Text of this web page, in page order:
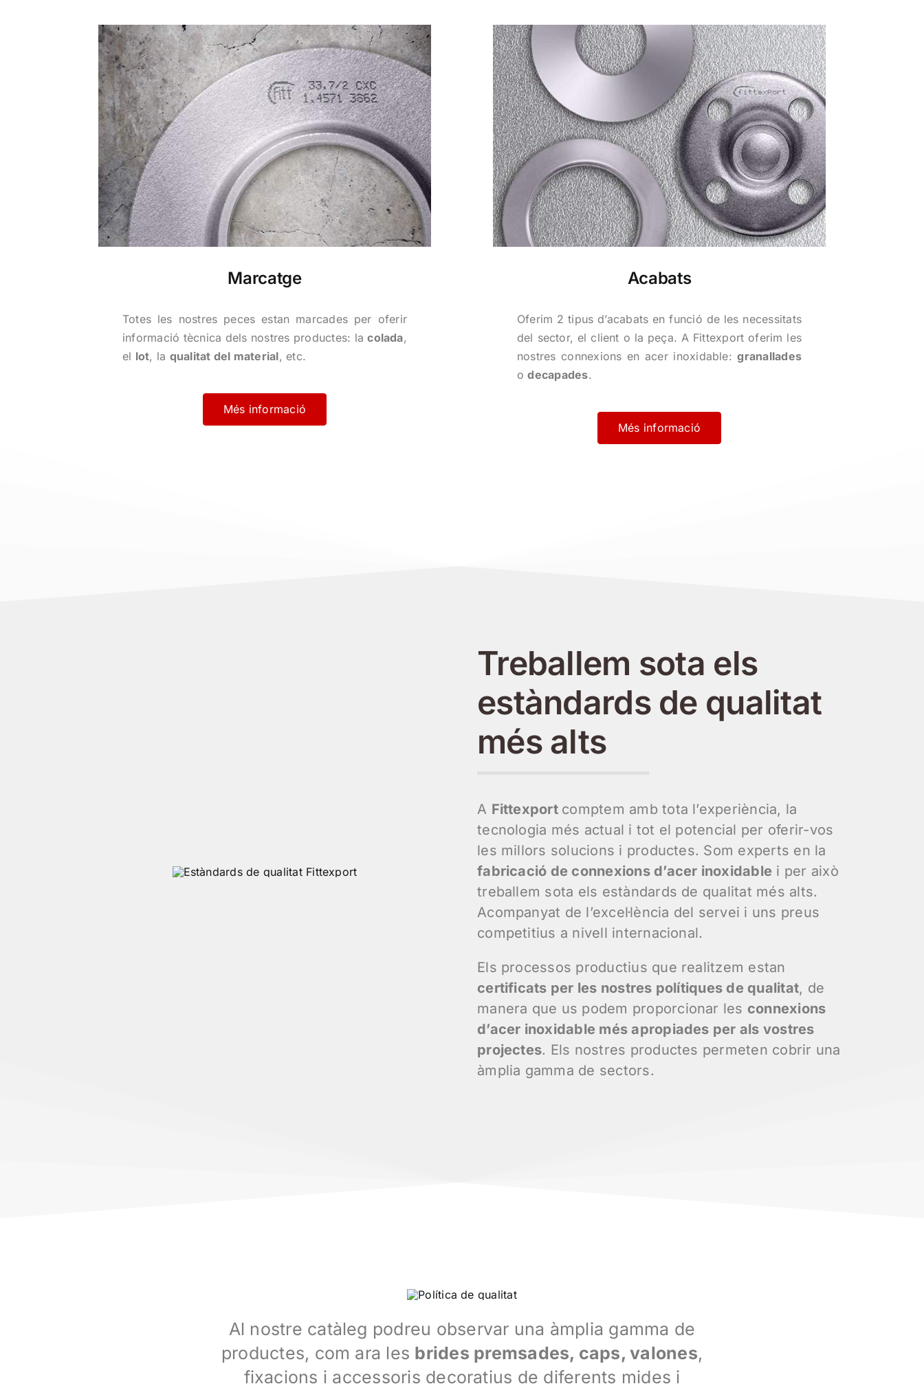
Marcatge
Totes les nostres peces estan marcades per oferir
informació tècnica dels nostres productes: lacolada,
el lot, la qualitat del material, etc.
Més informació
Acabats
Oferim 2 tipus d’acabats en funció de les necessitats
del sector, el client o la peça. A Fittexport oferim les
nostres connexions en acer inoxidable:granallades
odecapades.
Més informació
Treballem sota els
estàndards de qualitat
més alts
A Fittexport comptem amb tota l’experiència, la
tecnologia més actual i tot el potencial per oferir-vos
les millors solucions i productes. Som experts en la
fabricació de connexions d’acer inoxidable i per això
treballem sota els estàndards de qualitat més alts.
Acompanyat de l’excel·lència del servei i uns preus
competitius a nivell internacional.
Els processos productius que realitzem estan
certificats per les nostres polítiques de qualitat, de
manera que us podem proporcionar les connexions
d’acer inoxidable més apropiades per als vostres
projectes. Els nostres productes permeten cobrir una
àmplia gamma de sectors.
Al nostre catàleg podreu observar una àmplia gamma de
productes, com ara les brides premsades, caps, valones,
fixacions i accessoris decoratius de diferents mides i